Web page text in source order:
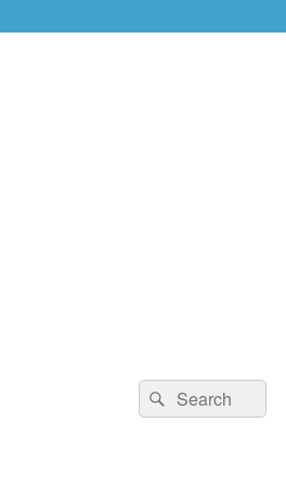
検
索:
検
索